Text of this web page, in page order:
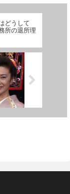
どうして
所の退所理